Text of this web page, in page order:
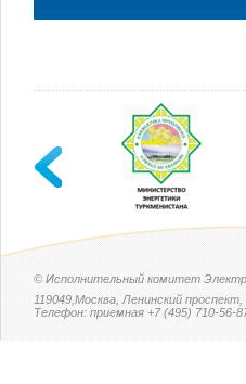
© Исполнительный комитет
119049,Москва, Ленинский проспект,
Телефон: приемная +7 (495) 710-56-